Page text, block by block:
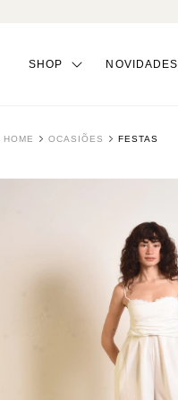
SHOP NOVIDADES
HOME OCASIÕES FESTAS